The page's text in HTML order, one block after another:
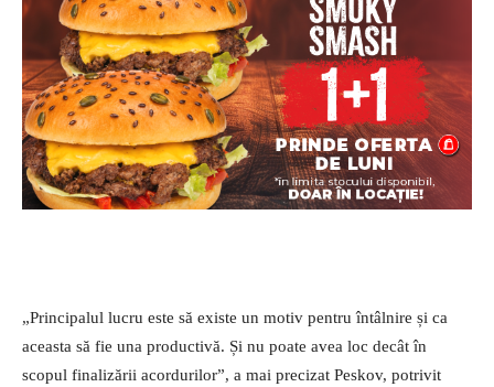
„Principalul lucru este să existe un motiv pentru întâlnire și ca
aceasta să fie una productivă. Și nu poate avea loc decât în
scopul finalizării acordurilor”, a mai precizat Peskov, potrivit